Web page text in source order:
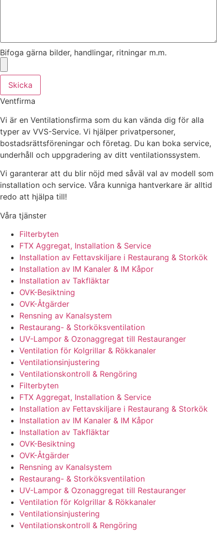
Bifoga gärna bilder, handlingar, ritningar m.m.
Skicka
Ventfirma
Vi är en Ventilationsfirma som du kan vända dig för alla
typer av VVS-Service. Vi hjälper privatpersoner,
bostadsrättsföreningar och företag. Du kan boka service,
underhåll och uppgradering av ditt ventilationssystem.
Vi garanterar att du blir nöjd med såväl val av modell som
installation och service. Våra kunniga hantverkare är alltid
redo att hjälpa till!
Våra tjänster
Filterbyten
FTX Aggregat, Installation & Service
Installation av Fettavskiljare i Restaurang & Storkök
Installation av IM Kanaler & IM Kåpor
Installation av Takfläktar
OVK-Besiktning
OVK-Åtgärder
Rensning av Kanalsystem
Restaurang- & Storköksventilation
UV-Lampor & Ozonaggregat till Restauranger
Ventilation för Kolgrillar & Rökkanaler
Ventilationsinjustering
Ventilationskontroll & Rengöring
Filterbyten
FTX Aggregat, Installation & Service
Installation av Fettavskiljare i Restaurang & Storkök
Installation av IM Kanaler & IM Kåpor
Installation av Takfläktar
OVK-Besiktning
OVK-Åtgärder
Rensning av Kanalsystem
Restaurang- & Storköksventilation
UV-Lampor & Ozonaggregat till Restauranger
Ventilation för Kolgrillar & Rökkanaler
Ventilationsinjustering
Ventilationskontroll & Rengöring